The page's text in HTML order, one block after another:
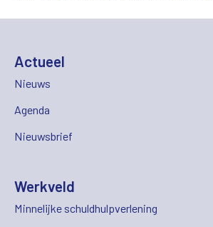
Actueel
Nieuws
Agenda
Nieuwsbrief
Werkveld
Minnelijke schuldhulpverlening